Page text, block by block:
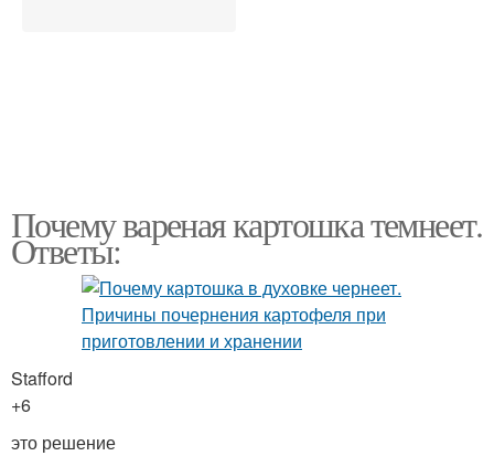
Почему вареная картошка темнеет.
Ответы:
Stafford
+6
это решение